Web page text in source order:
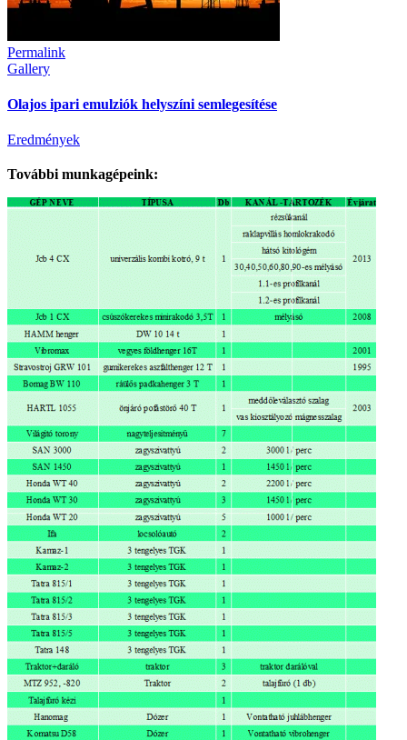
Permalink
Gallery
Olajos ipari emulziók helyszíni semlegesítése
Eredmények
További munkagépeink: